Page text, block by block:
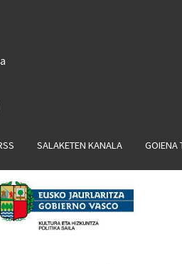
SALAKETEN KANALA GOIENA